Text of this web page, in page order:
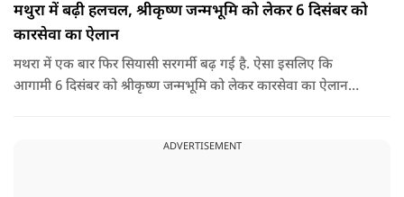
मथुरा में बढ़ी हलचल, श्रीकृष्ण जन्मभूमि को लेकर 6 दिसंबर को
कारसेवा का ऐलान
मथरा में एक बार फिर सियासी सरगर्मी बढ़ गई है. ऐसा इसलिए कि
आगामी 6 दिसंबर को श्रीकृष्ण जन्मभूमि को लेकर कारसेवा का ऐलान
ADVERTISEMENT